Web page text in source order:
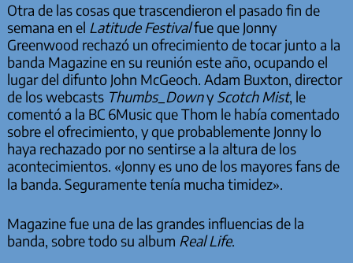
Otra de las cosas que trascendieron el pasado fin de
semana en el Latitude Festivalfue que Jonny
Greenwood rechazó un ofrecimiento de tocar junto a la
banda Magazine en su reunión este año, ocupando el
lugar del difunto John McGeoch. Adam Buxton, director
de los webcasts Thumbs_DownyScotch Mist, le
comentó a la BC 6Music que Thom le había comentado
sobre el ofrecimiento, y que probablemente Jonny lo
haya rechazado por no sentirse a la altura de los
acontecimientos. «Jonny es uno de los mayores fans de
la banda. Seguramente tenía mucha timidez».
Magazine fue una de las grandes influencias de la
banda, sobre todo su album Real Life.